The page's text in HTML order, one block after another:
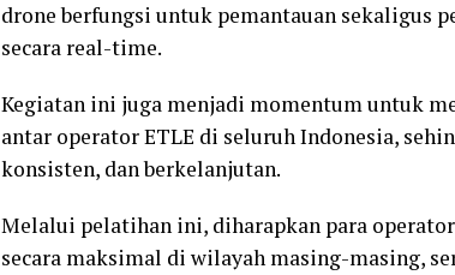
drone berfungsi untuk pemantauan sekaligus
secara real-time.
Kegiatan ini juga menjadi momentum untuk
antar operator ETLE di seluruh Indonesia,
konsisten, dan berkelanjutan.
Melalui pelatihan ini, diharapkan para
secara maksimal di wilayah masing-masing,